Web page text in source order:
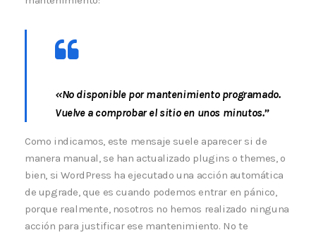
«No disponible por mantenimiento programado.
Vuelve a comprobar el sitio en unos minutos.”
Como indicamos, este mensaje suele aparecer si de
manera manual, se han actualizado plugins o themes, o
bien, si WordPress ha ejecutado una acción automática
de upgrade, que es cuando podemos entrar en pánico,
porque realmente, nosotros no hemos realizado ninguna
acción para justificar ese mantenimiento. No te